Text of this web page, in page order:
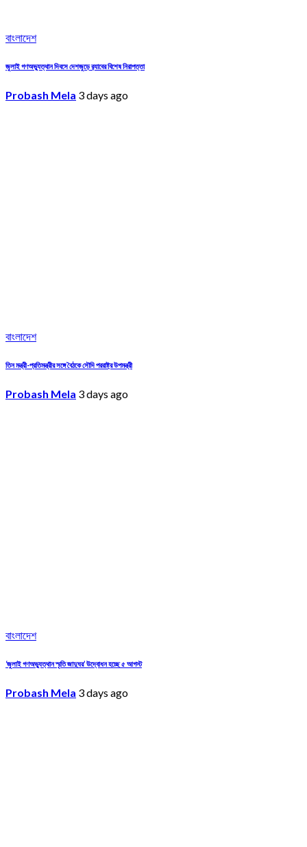
বাংলাদেশ
জুলাই গণঅভ্যুত্থান দিবসে দেশজুড়ে র‌্যাবের বিশেষ নিরাপত্তা
Probash Mela 3 days ago
বাংলাদেশ
তিন মন্ত্রী-প্রতিমন্ত্রীর সঙ্গে বৈঠকে সৌদি পররাষ্ট্র উপমন্ত্রী
Probash Mela 3 days ago
বাংলাদেশ
‘জুলাই গণঅভ্যুত্থান স্মৃতি জাদুঘর’ উদ্বোধন হচ্ছে ৫ আগস্ট
Probash Mela 3 days ago